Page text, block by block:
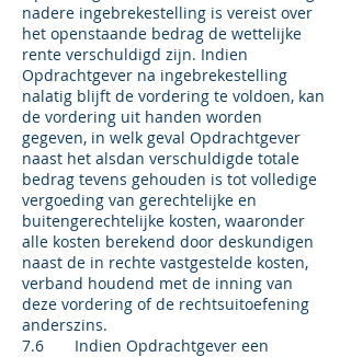
nadere ingebrekestelling is vereist over
het openstaande bedrag de wettelijke
rente verschuldigd zijn. Indien
Opdrachtgever na ingebrekestelling
nalatig blijft de vordering te voldoen, kan
de vordering uit handen worden
gegeven, in welk geval Opdrachtgever
naast het alsdan verschuldigde totale
bedrag tevens gehouden is tot volledige
vergoeding van gerechtelijke en
buitengerechtelijke kosten, waaronder
alle kosten berekend door deskundigen
naast de in rechte vastgestelde kosten,
verband houdend met de inning van
deze vordering of de rechtsuitoefening
anderszins.
7.6 Indien Opdrachtgever een